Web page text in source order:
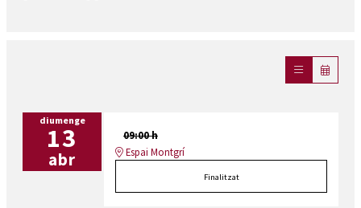
diumenge
13
abr
09:00 h
Espai Montgrí
Finalitzat